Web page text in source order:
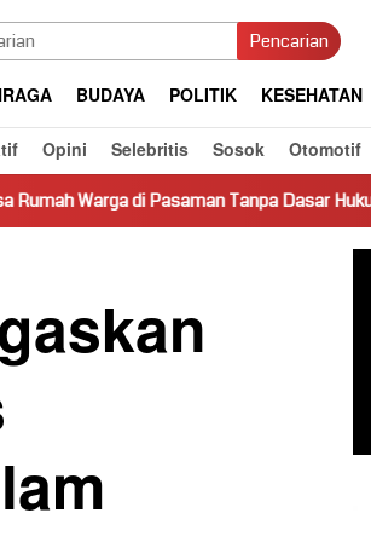
Pencarian
BUDAYA POLITIK KESEHATAN
Opini Selebritis Sosok Otomotif
Tanpa Dasar Hukum Picu Keresahan